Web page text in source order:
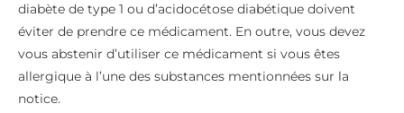
diabète de type 1 ou d’acidocétose diabétique doivent
éviter de prendre ce médicament. En outre, vous devez
vous abstenir d’utiliser ce médicament si vous êtes
allergique à l’une des substances mentionnées sur la
notice.